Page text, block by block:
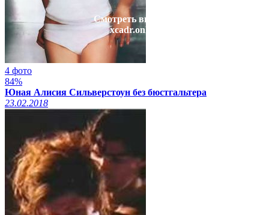
Смотреть видео на
xcadr.online
4 фото
84%
Юная Алисия Сильверстоун без бюстгальтера
23.02.2018